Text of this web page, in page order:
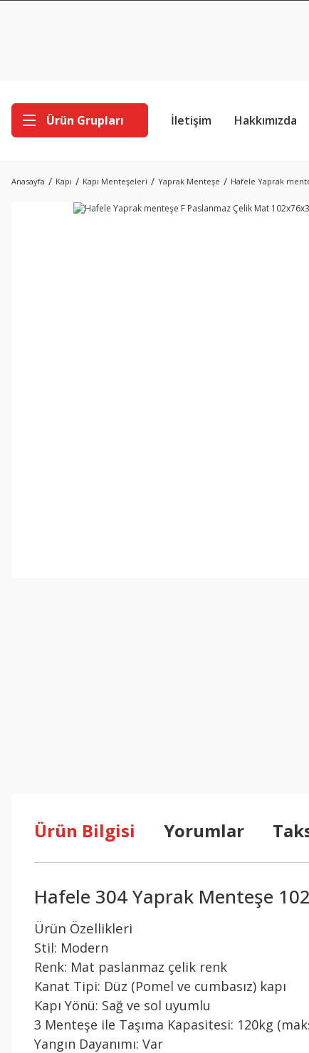
Ürün Grupları İletişim Hakkımızda
Anasayfa Kapı Kapı Menteşeleri Yaprak Menteşe Hafele Yaprak
Ürün Bilgisi Yorumlar
Hafele 304 Yaprak Menteşe
Ürün Özellikleri
Stil: Modern
Renk: Mat paslanmaz çelik renk
Kanat Tipi: Düz (Pomel ve cumbasız) kapı
Kapı Yönü: Sağ ve sol uyumlu
3 Menteşe ile Taşıma Kapasitesi: 120kg
Yangın Dayanımı: Var